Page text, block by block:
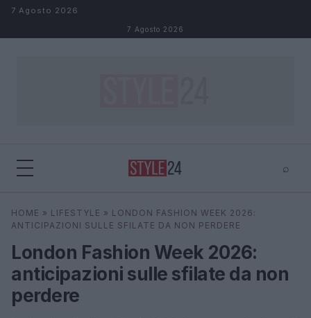
Salta al contenuto
7 Agosto 2026
7 Agosto 2026
⌕
Cerca
HOME » LIFESTYLE » LONDON FASHION WEEK 2026:
ANTICIPAZIONI SULLE SFILATE DA NON PERDERE
London Fashion Week 2026:
anticipazioni sulle sfilate da non
perdere